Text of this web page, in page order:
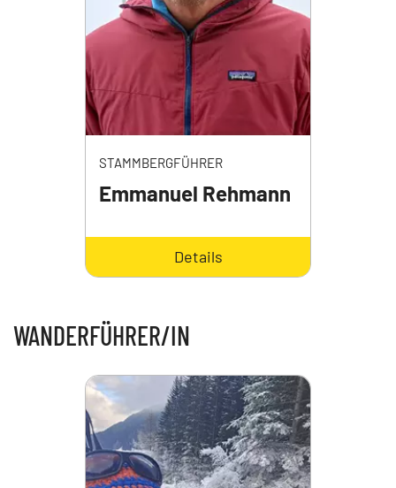
STAMMBERGFÜHRER
Emmanuel Rehmann
Details
WANDERFÜHRER/IN